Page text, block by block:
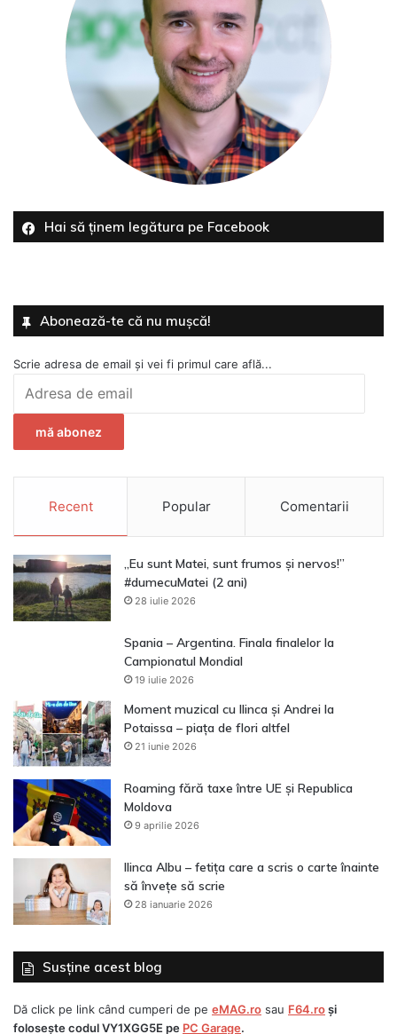
Hai să ținem legătura pe Facebook
Abonează-te că nu mușcă!
Scrie adresa de email și vei fi primul care află...
de
mă abonez
Recent Popular Comentarii
„Eu sunt Matei, sunt frumos și nervos!”
#dumecuMatei (2 ani)
28 iulie 2026
Spania – Argentina. Finala finalelor la
Campionatul Mondial
19 iulie 2026
Moment muzical cu Ilinca și Andrei la
Potaissa – piața de flori altfel
21 iunie 2026
Roaming fără taxe între UE și Republica
Moldova
9 aprilie 2026
Ilinca Albu – fetița care a scris o carte înainte
să învețe să scrie
28 ianuarie 2026
Susține acest blog
Dă click pe link când cumperi de pe eMAG.ro sau F64.roși
folosește codulVY1XGG5E pe PC Garage.